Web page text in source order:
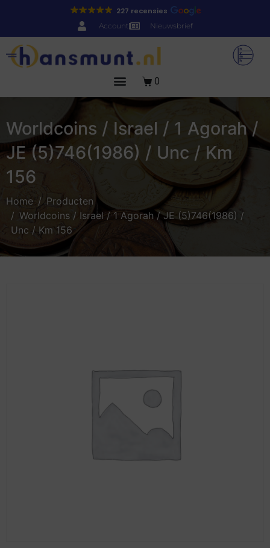
227 recensies
Account Nieuwsbrief
0
Worldcoins / Israel / 1 Agorah /
JE (5)746(1986) / Unc / Km
156
Home
Producten
Worldcoins / Israel / 1 Agorah / JE (5)746(1986) /
Unc / Km 156